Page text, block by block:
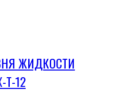
ЖИДКОСТИ
T-12